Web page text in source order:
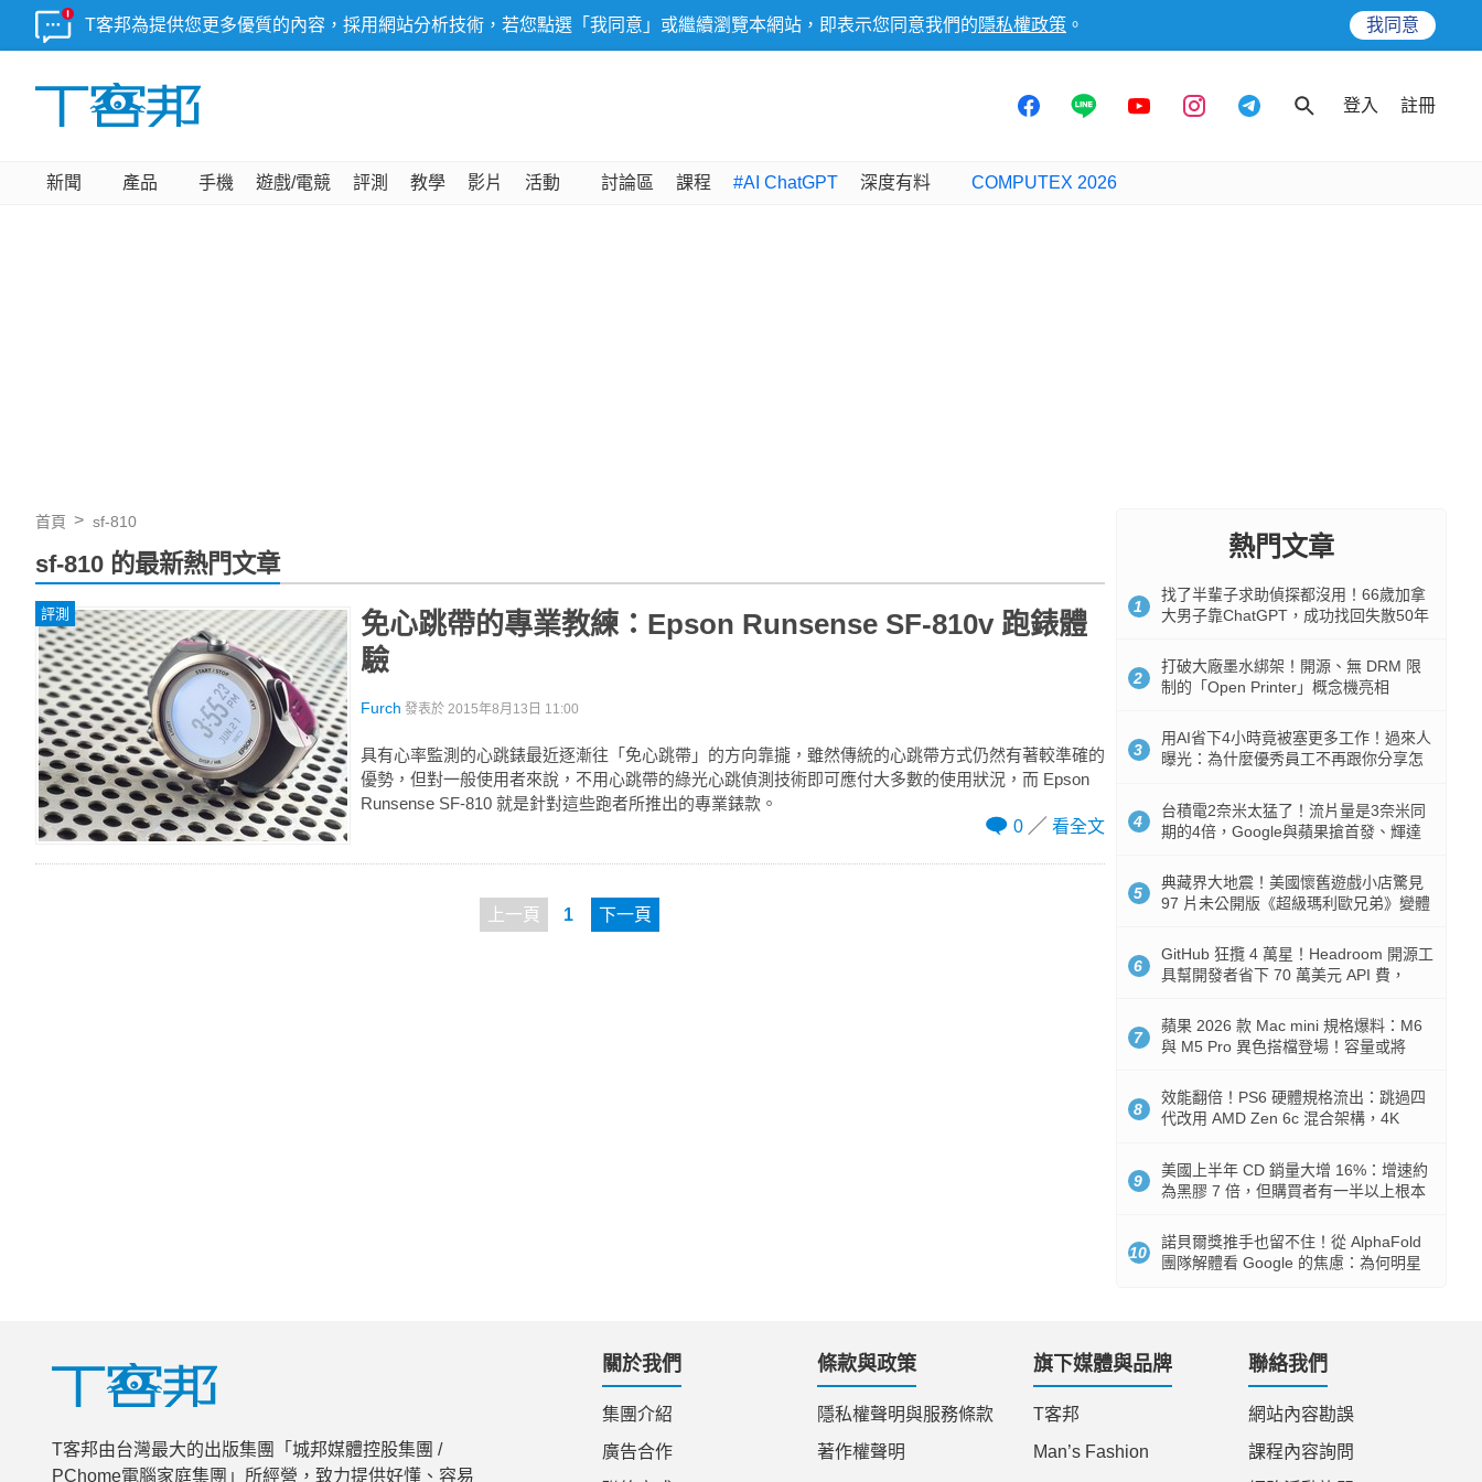
T客邦為提供您更多優質的內容，採用網站分析技術，若您點選「我同意」或繼續瀏覽本網站，即表示您同意我們的 隱私權政策 。 我同意
登入 註冊
新聞 產品 手機 遊戲/電競 評測 教學 影片 活動 討論區 課程 #AI ChatGPT 深度有料 COMPUTEX 2026
首頁 sf-810
sf-810 的最新熱門文章
評測
免心跳帶的專業教練：Epson Runsense SF-810v 跑錶體
驗
Furch 發表於 2015年8月13日 11:00
具有心率監測的心跳錶最近逐漸往「免心跳帶」的方向靠攏，雖然傳統的心跳帶方式仍然有著較準確的
優勢，但對一般使用者來說，不用心跳帶的綠光心跳偵測技術即可應付大多數的使用狀況，而 Epson
Runsense SF-810 就是針對這些跑者所推出的專業錶款。
0
看全文
上一頁 1 下一頁
熱門文章
1
找了半輩子求助偵探都沒用！66歲加拿
大男子靠ChatGPT，成功找回失散50年
2
打破大廠墨水綁架！開源、無 DRM 限
制的「Open Printer」概念機亮相
3
用AI省下4小時竟被塞更多工作！過來人
曝光：為什麼優秀員工不再跟你分享怎
4
台積電2奈米太猛了！流片量是3奈米同
期的4倍，Google與蘋果搶首發、輝達
5
典藏界大地震！美國懷舊遊戲小店驚見
97 片未公開版《超級瑪利歐兄弟》變體
6
GitHub 狂攬 4 萬星！Headroom 開源工
具幫開發者省下 70 萬美元 API 費，
7
蘋果 2026 款 Mac mini 規格爆料：M6
與 M5 Pro 異色搭檔登場！容量或將
8
效能翻倍！PS6 硬體規格流出：跳過四
代改用 AMD Zen 6c 混合架構，4K
9
美國上半年 CD 銷量大增 16%：增速約
為黑膠 7 倍，但購買者有一半以上根本
10
諾貝爾獎推手也留不住！從 AlphaFold
團隊解體看 Google 的焦慮：為何明星
T客邦由台灣最大的出版集團「城邦媒體控股集團 /
PChome電腦家庭集團」所經營，致力提供好懂、容易
關於我們
集團介紹
廣告合作
條款與政策
隱私權聲明與服務條款
著作權聲明
旗下媒體與品牌
T客邦
Man’s Fashion
聯絡我們
網站內容勘誤
課程內容詢問